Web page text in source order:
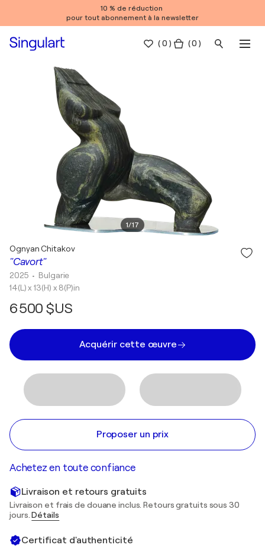
10 % de réduction
pour tout abonnement à la newsletter
(0 ) ( 0 )
1/17
"Cavort"
Ognyan Chitakov
2025 • Bulgarie
14(L) x 13(H) x 8(P)in
6 500 $US
Acquérir cette œuvre
Proposer un prix
Achetez en toute confiance
Livraison et retours gratuits
Livraison et frais de douane inclus. Retours gratuits sous 30
jours.Détails
Certificat d'authenticité